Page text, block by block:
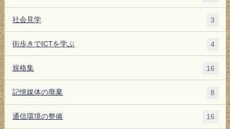
社会見学 3
街歩きでICTを学ぶ 4
規格集 16
記憶媒体の廃棄 8
通信環境の整備 16